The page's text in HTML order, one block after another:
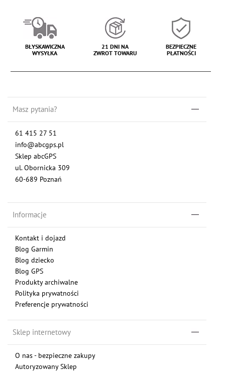
BŁYSKAWICZNA
WYSYŁKA
21 DNI NA
ZWROT TOWARU
BEZPIECZNE
PŁATNOŚCI
Masz pytania?
61 415 27 51
info@abcgps.pl
Sklep abcGPS
ul. Obornicka 309
60-689 Poznań
Informacje
Kontakt i dojazd
Blog Garmin
Blog dziecko
Blog GPS
Produkty archiwalne
Polityka prywatności
Preferencje prywatności
Sklep internetowy
O nas - bezpieczne zakupy
Autoryzowany Sklep